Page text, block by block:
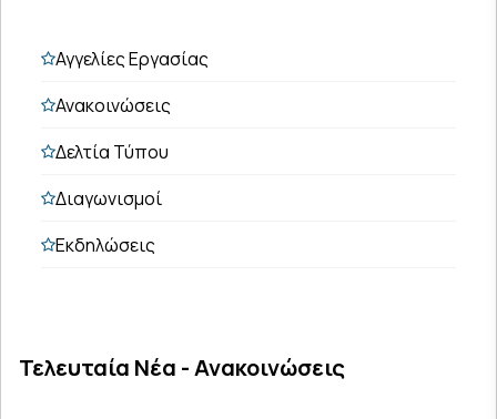
Αγγελίες Εργασίας
Ανακοινώσεις
Δελτία Τύπου
Διαγωνισμοί
Εκδηλώσεις
Τελευταία Νέα - Ανακοινώσεις